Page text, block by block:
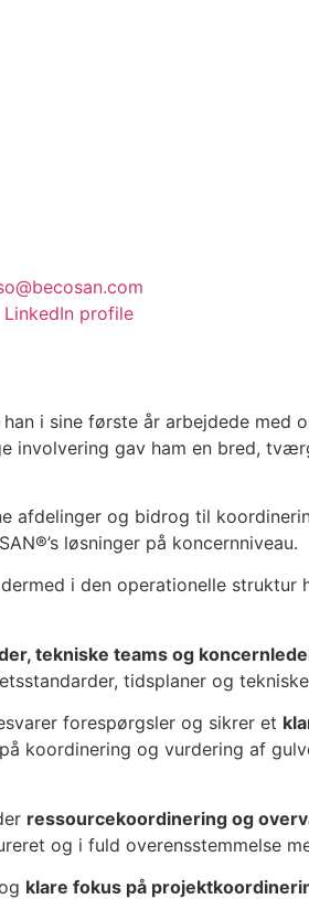
LinkedIn profile
han i sine første år arbejdede med
involvering gav ham en bred,
afdelinger og bidrog til
løsninger på koncernniveau.
i den operationelle struktur
tekniske teams og
tidsplaner og
forespørgsler og sikrer et
koordinering og vurdering af
ressourcekoordinering og
og i fuld overensstemmelse
klare fokus på